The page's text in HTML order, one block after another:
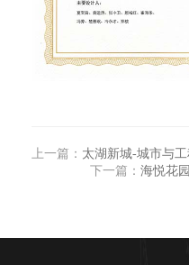
上一篇： 太湖新城-城市与工
下一篇： 海悦花